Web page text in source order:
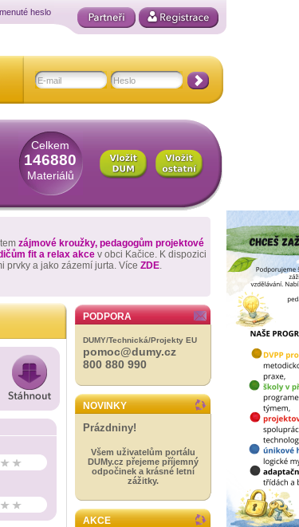
heslo
Celkem
146880
Materiálů
zájmové kroužky, pedagogům projektové
fit a relax akce v obci Kačice. K dispozici
prvky a jako zázemí jurta. Více ZDE.
PODPORA
DUMY/Technická/Projekty EU
pomoc@dumy.cz
800 880 990
NOVINKY
Prázdniny!
Všem uživatelům portálu
DUMy.cz přejeme příjemný
odpočinek a krásné letní
zážitky.
AKCE